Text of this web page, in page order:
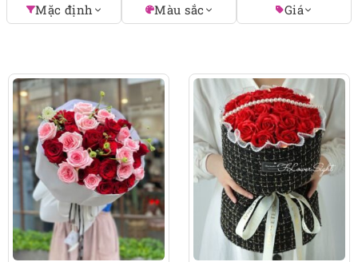
Mặc định Màu sắc Giá